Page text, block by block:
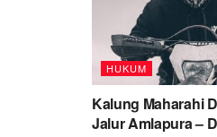
HUKUM
Kalung Maharahi
Jalur Amlapura –